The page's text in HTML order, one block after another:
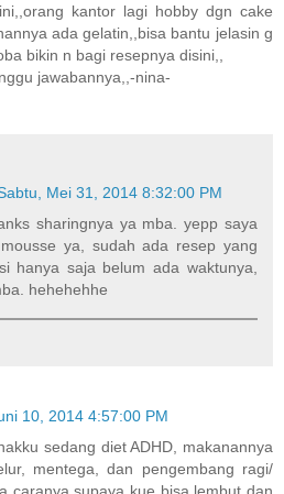
kantor lagi hobby dgn cake
ada gelatin,,bisa bantu jelasin g
bikin n bagi resepnya disini,,
jawabannya,,-nina-
Mei 31, 2014 8:32:00 PM
sharingnya ya mba. yepp saya
ya, sudah ada resep yang
hanya saja belum ada waktunya,
hehehehhe
10, 2014 4:57:00 PM
sedang diet ADHD, makanannya
mentega, dan pengembang ragi/